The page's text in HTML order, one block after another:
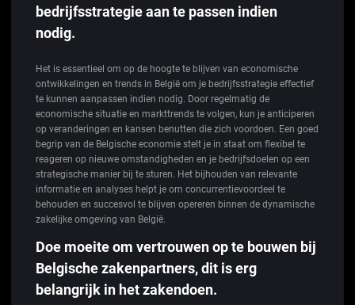
bedrijfsstrategie aan te passen indien
nodig.
Het is essentieel om op de hoogte te blijven van economische
ontwikkelingen en trends in België om je bedrijfsstrategie effectief
te kunnen aanpassen indien nodig. Door regelmatig de
economische situatie en markttrends te volgen, kun je anticiperen
op veranderingen en kansen benutten die zich voordoen. Een goed
begrip van de Belgische economie stelt je in staat om flexibel te
reageren op nieuwe omstandigheden en je bedrijfsdoelen op een
strategische manier bij te sturen. Het bijhouden van relevante
informatie en analyses helpt je om concurrentievoordeel te
behouden en succesvol te blijven opereren binnen de dynamische
zakelijke omgeving van België.
Doe moeite om vertrouwen op te bouwen bij
Belgische zakenpartners, dit is erg
belangrijk in het zakendoen.